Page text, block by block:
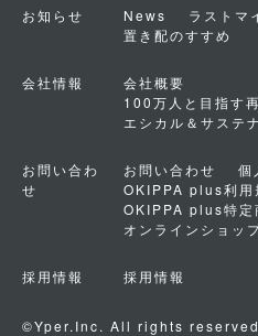
お知らせ News
ラストマ
置き配のすすめ
会社情報
会社概要
100万人と目指す
エシカル＆サステ
お問い合わ
せ
お問い合わせ
個
OKIPPA plus利用
OKIPPA plus特定
オンラインショッ
採用情報 採用情報
©Yper.Inc. All rights